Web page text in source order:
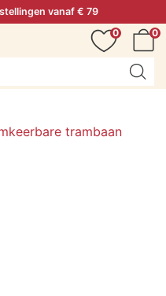
vanaf € 79
0
0